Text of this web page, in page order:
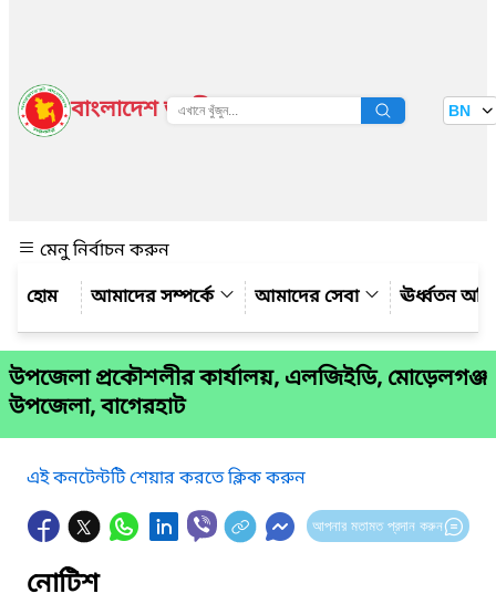
বাংলাদেশ জাতীয় তথ্য বাতায়ন BN
মেনু নির্বাচন করুন
আমাদের সম্পর্কে
আমাদের সেবা ঊর্ধ্বতন
উপজেলা প্রকৌশলীর কার্যালয়, এলজিইডি, মোড়েলগঞ্জ
উপজেলা, বাগেরহাট
এই কনটেন্টটি শেয়ার করতে ক্লিক করুন
আপনার মতামত প্রদান করুন
নোটিশ